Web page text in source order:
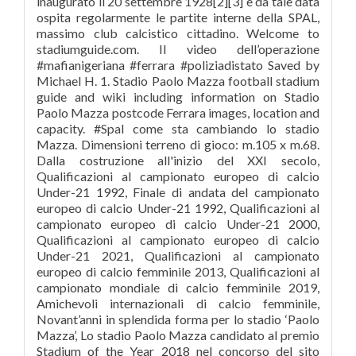
ospita regolarmente le partite interne della SPAL,
massimo club calcistico cittadino. Welcome to
stadiumguide.com. Il video dell’operazione
#mafianigeriana #ferrara #poliziadistato Saved by
Michael H. 1. Stadio Paolo Mazza football stadium
guide and wiki including information on Stadio
Paolo Mazza postcode Ferrara images, location and
capacity. #Spal come sta cambiando lo stadio
Mazza. Dimensioni terreno di gioco: m.105 x m.68.
Dalla costruzione all'inizio del XXI secolo,
Qualificazioni al campionato europeo di calcio
Under-21 1992, Finale di andata del campionato
europeo di calcio Under-21 1992, Qualificazioni al
campionato europeo di calcio Under-21 2000,
Qualificazioni al campionato europeo di calcio
Under-21 2021, Qualificazioni al campionato
europeo di calcio femminile 2013, Qualificazioni al
campionato mondiale di calcio femminile 2019,
Amichevoli internazionali di calcio femminile,
Novant’anni in splendida forma per lo stadio ‘Paolo
Mazza’, Lo stadio Paolo Mazza candidato al premio
Stadium of the Year 2018 nel concorso del sito